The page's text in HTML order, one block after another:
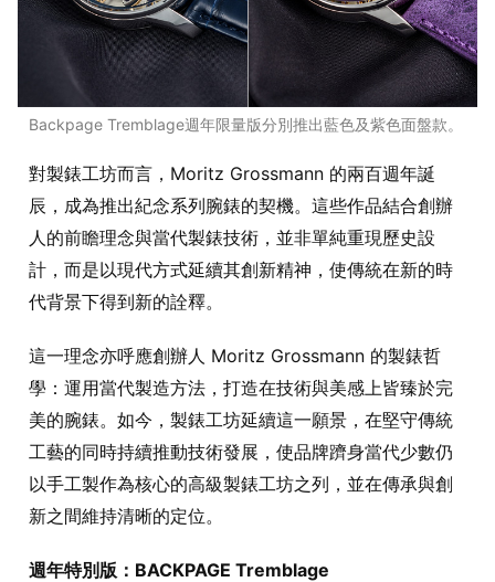
Backpage Tremblage週年限量版分別推出藍色及紫色面盤款。
對製錶工坊而言，Moritz Grossmann 的兩百週年誕
辰，成為推出紀念系列腕錶的契機。這些作品結合創辦
人的前瞻理念與當代製錶技術，並非單純重現歷史設
計，而是以現代方式延續其創新精神，使傳統在新的時
代背景下得到新的詮釋。
這一理念亦呼應創辦人 Moritz Grossmann 的製錶哲
學：運用當代製造方法，打造在技術與美感上皆臻於完
美的腕錶。如今，製錶工坊延續這一願景，在堅守傳統
工藝的同時持續推動技術發展，使品牌躋身當代少數仍
以手工製作為核心的高級製錶工坊之列，並在傳承與創
新之間維持清晰的定位。
週年特別版：BACKPAGE Tremblage